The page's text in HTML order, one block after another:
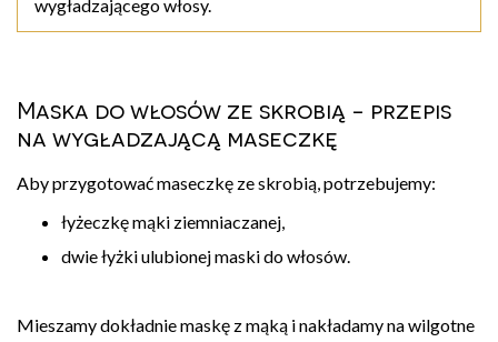
wygładzającego włosy.
Maska do włosów ze skrobią - przepis
na wygładzającą maseczkę
Aby przygotować maseczkę ze skrobią, potrzebujemy:
łyżeczkę mąki ziemniaczanej,
dwie łyżki ulubionej maski do włosów.
Mieszamy dokładnie maskę z mąką i nakładamy na wilgotne